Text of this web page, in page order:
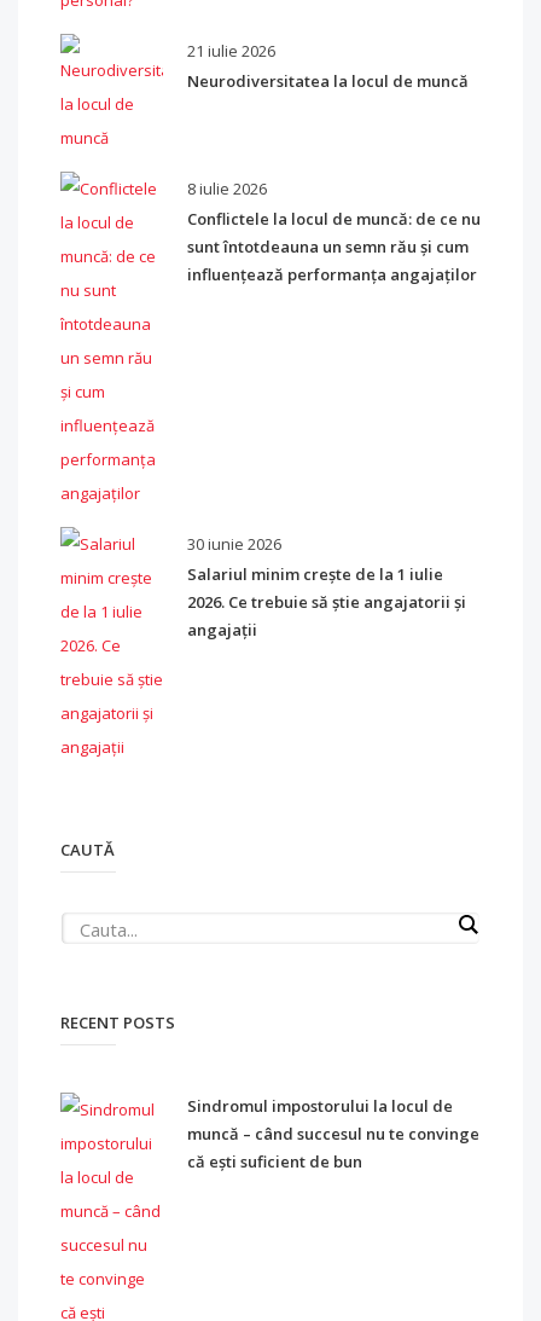
21 iulie 2026
Neurodiversitatea la locul de muncă
8 iulie 2026
Conflictele la locul de muncă: de ce nu
sunt întotdeauna un semn rău și cum
influențează performanța angajaților
30 iunie 2026
Salariul minim crește de la 1 iulie
2026. Ce trebuie să știe angajatorii și
angajații
CAUTĂ
RECENT POSTS
Sindromul impostorului la locul de
muncă – când succesul nu te convinge
că ești suficient de bun